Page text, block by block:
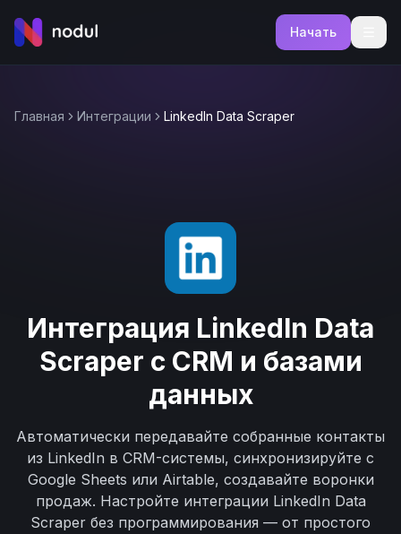
Начать
Главная Интеграции LinkedIn Data Scraper
Интеграция LinkedIn Data
Scraper с CRM и базами
данных
Автоматически передавайте собранные контакты
из LinkedIn в CRM-системы, синхронизируйте с
Google Sheets или Airtable, создавайте воронки
продаж. Настройте интеграции LinkedIn Data
Scraper без программирования — от простого